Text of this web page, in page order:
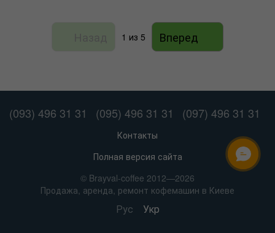
1 из 5 Вперед
(093) 496 31 31 (095) 496 31 31 (097) 496 31 31
Контакты
Полная версия сайта
© Brayval-coffee 2012—2026
Продажа, аренда, ремонт кофемашин в Киеве
Рус Укр